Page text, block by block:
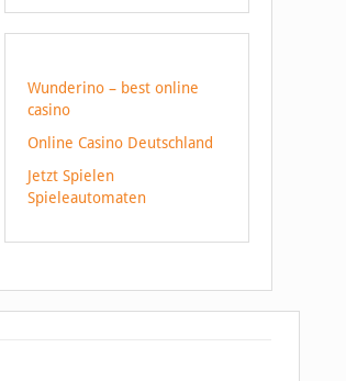
Wunderino – best online
casino
Online Casino Deutschland
Jetzt Spielen
Spieleautomaten